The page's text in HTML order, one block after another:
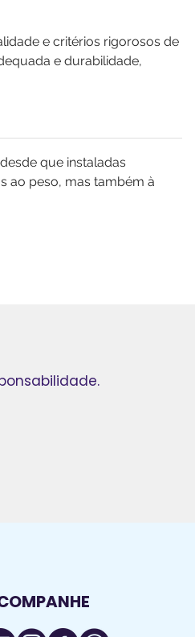
e critérios rigorosos de
e durabilidade,
que instaladas
ao peso, mas também à